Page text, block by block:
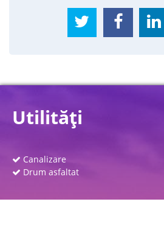
Utilităţi
Canalizare
Drum asfaltat